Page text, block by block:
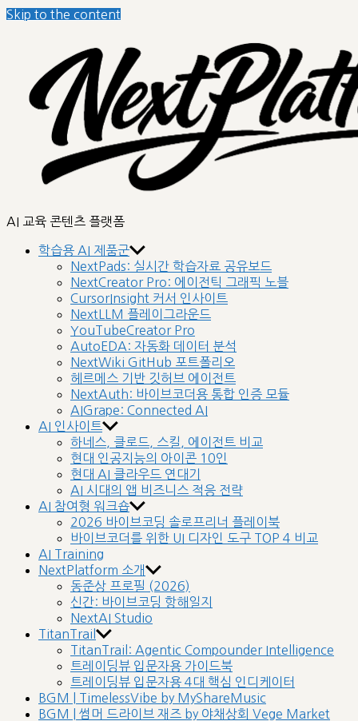
Skip to the content
nextplatform
AI 교육 콘텐츠 플랫폼
학습용 AI 제품군
NextPads: 실시간 학습자료 공유보드
NextCreator Pro: 에이전틱 그래픽 노블
CursorInsight 커서 인사이트
NextLLM 플레이그라운드
YouTubeCreator Pro
AutoEDA: 자동화 데이터 분석
NextWiki GitHub 포트폴리오
헤르메스 기반 깃허브 에이전트
NextAuth: 바이브코더용 통합 인증 모듈
AIGrape: Connected AI
AI 인사이트
하네스, 클로드, 스킬, 에이전트 비교
현대 인공지능의 아이콘 10인
현대 AI 클라우드 연대기
AI 시대의 앱 비즈니스 적응 전략
AI 참여형 워크숍
2026 바이브코딩 솔로프리너 플레이북
바이브코더를 위한 UI 디자인 도구 TOP 4 비교
AI Training
NextPlatform 소개
동준상 프로필 (2026)
신간: 바이브코딩 항해일지
NextAI Studio
TitanTrail
TitanTrail: Agentic Compounder Intelligence
트레이딩뷰 입문자용 가이드북
트레이딩뷰 입문자용 4대 핵심 인디케이터
BGM | TimelessVibe by MyShareMusic
BGM | 썸머 드라이브 재즈 by 야채상회 Vege Market